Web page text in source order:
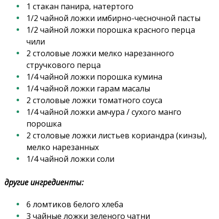
1 стакан панира, натертого
1/2 чайной ложки имбирно-чесночной пасты
1/2 чайной ложки порошка красного перца
чили
2 столовые ложки мелко нарезанного
стручкового перца
1/4 чайной ложки порошка кумина
1/4 чайной ложки гарам масалы
2 столовые ложки томатного соуса
1/4 чайной ложки амчура / сухого манго
порошка
2 столовые ложки листьев кориандра (кинзы),
мелко нарезанных
1/4 чайной ложки соли
другие ингредиенты:
6 ломтиков белого хлеба
3 чайные ложки зеленого чатни